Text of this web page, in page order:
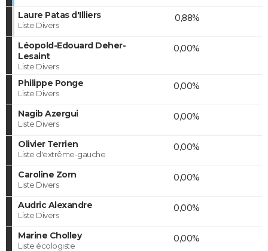
Laure Patas d'Illiers
Liste Divers
0,88%
Léopold-Edouard Deher-
Lesaint
Liste Divers
0,00%
Philippe Ponge
Liste Divers
0,00%
Nagib Azergui
Liste Divers
0,00%
Olivier Terrien
Liste d'extrême-gauche
0,00%
Caroline Zorn
Liste Divers
0,00%
Audric Alexandre
Liste Divers
0,00%
Marine Cholley
Liste écologiste
0,00%